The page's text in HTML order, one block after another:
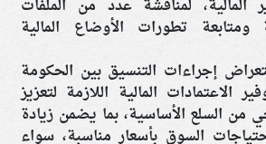
لمناقشة عدد من الملفات
ومتابعة تطورات الأوضاع المالية
إجراءات التنسيق بين الحكومة
الاعتمادات المالية اللازمة لتعزيز
من السلع الأساسية، بما يضمن زيادة
السوق بأسعار مناسبة، سواء